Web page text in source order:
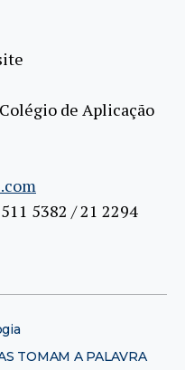
Colégio de Aplicação
5382 / 21 2294
TOMAM A PALAVRA